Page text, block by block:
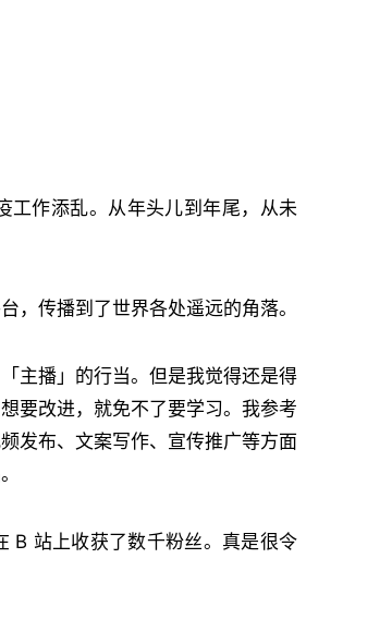
工作添乱。从年头儿到年尾，从未
，传播到了世界各处遥远的角落。
主播」的行当。但是我觉得还是得
要改进，就免不了要学习。我参考
发布、文案写作、宣传推广等方面
B 站上收获了数千粉丝。真是很令